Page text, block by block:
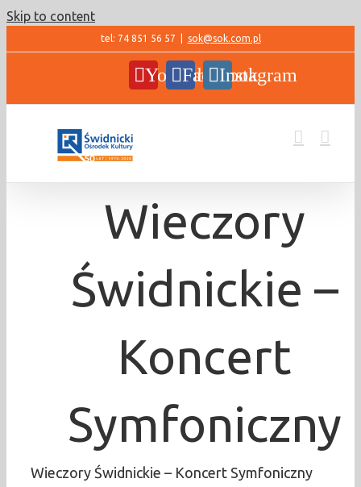
Skip to content
tel: 74 851 56 57 sok@sok.com.pl
YouTubeFacebookInstagram
Wieczory
Świdnickie –
Koncert
Symfoniczny
Wieczory Świdnickie – Koncert Symfoniczny